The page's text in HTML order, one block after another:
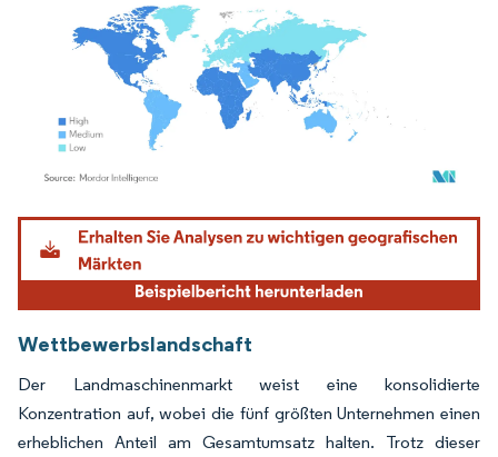
Bild © Mordor Intelligence. Wiederverwendung erfordert Namensnennung gemäß
Wettbewerbslandschaft
Der Landmaschinenmarkt weist eine konsolidierte
Konzentration auf, wobei die fünf größten Unternehmen einen
erheblichen Anteil am Gesamtumsatz halten. Trotz dieser